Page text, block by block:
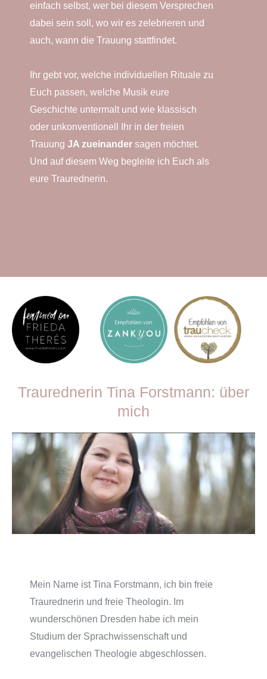
einfach selbst, wer bei diesem Versprechen
dabei sein soll, wo wir es zelebrieren und
auch, wann die Trauung stattfindet.
Ihr gebt vor, welche individuellen Rituale zu
Euch passen, welche Musik eure
Geschichte untermalt und wie klassisch
oder unkonventionell Ihr in der freien
Trauung JA zueinander sagen möchtet.
Und auf diesem Weg begleite ich Euch als
eure Traurednerin.
Traurednerin Tina Forstmann: über
mich
Mein Name ist Tina Forstmann, ich bin freie
Traurednerin und freie Theologin. Im
wunderschönen Dresden habe ich mein
Studium der Sprachwissenschaft und
evangelischen Theologie abgeschlossen.